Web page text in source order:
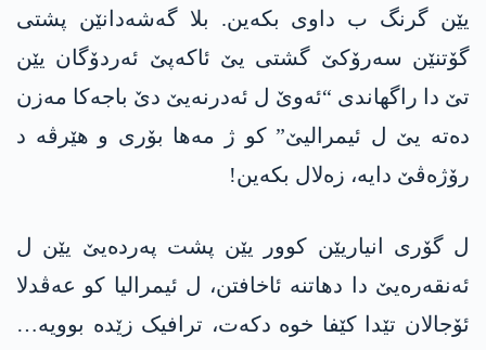
یێن گرنگ ب داوی بکەین. بلا گەشەدانێن پشتی
گۆتنێن سەرۆکێ گشتی یێ ئاکەپێ ئەردۆگان یێن
تێ دا راگهاندی “ئەوێ ل ئەدرنەیێ دێ باجەکا مەزن
دەتە یێ ل ئیمرالیێ” کو ژ مەھا بۆری و هێرڤە د
رۆژەڤێ دایە، زەلال بکەین!
ل گۆری انیاریێن کوور یێن پشت پەردەیێ یێن ل
ئەنقەرەیێ دا دھاتنە ئاخافتن، ل ئیمرالیا کو عەڤدلا
ئۆجالان تێدا کێفا خوە دکەت، ترافیک زێدە بوویە…